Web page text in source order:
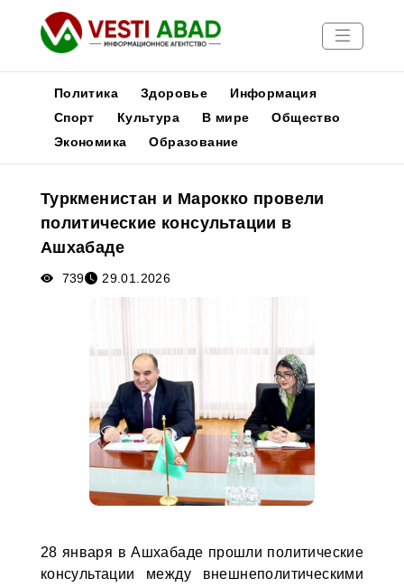
Новости
Медиа
Афиша
Политика Здоровье
Информация
Спорт
Культура В мире
Общество
Экономика
Образование
Туркменистан и Марокко провели
политические консультации в
Ашхабаде
739 29.01.2026
28 января в Ашхабаде прошли политические
консультации между внешнеполитическими